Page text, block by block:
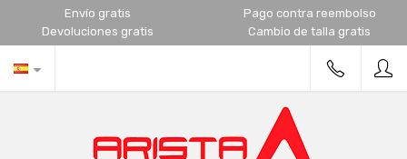
Envío gratis
Pago contra reembolso
Devoluciones gratis
Cambio de talla gratis